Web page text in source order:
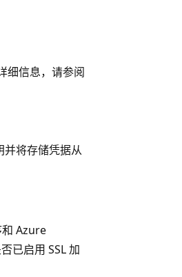
细信息，请参阅
并将存储凭据从
和 Azure
已启用 SSL 加